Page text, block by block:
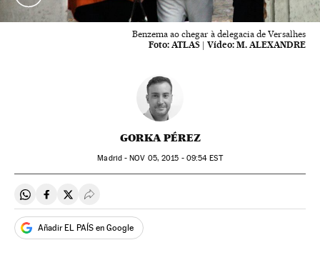
Benzema ao chegar à delegacia de Versalhes
Foto: ATLAS | Vídeo: M. ALEXANDRE
GORKA PÉREZ
Madrid -NOV 05, 2015 - 09:54 EST
Compartir en Whatsapp
Compartir en Facebook
Compartir en Twitter
Desplegar Redes Sociales
Añadir EL PAÍS en Google